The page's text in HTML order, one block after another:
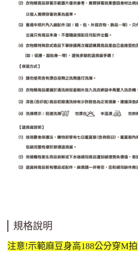
規格說明
注意!示範麻豆身高188公分穿M